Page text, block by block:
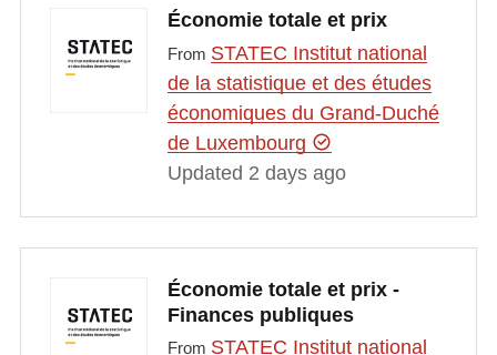
Économie totale et prix
From STATEC Institut national
de la statistique et des études
économiques du Grand-Duché
de Luxembourg
Updated 2 days ago
Économie totale et prix -
Finances publiques
From STATEC Institut national